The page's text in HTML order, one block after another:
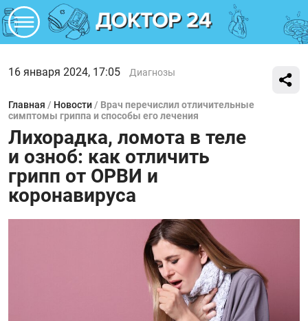
16 января 2024, 17:05 Диагнозы
Главная / Новости / Врач перечислил отличительные
симптомы гриппа и способы его лечения
Лихорадка, ломота в теле
и озноб: как отличить
грипп от ОРВИ и
коронавируса